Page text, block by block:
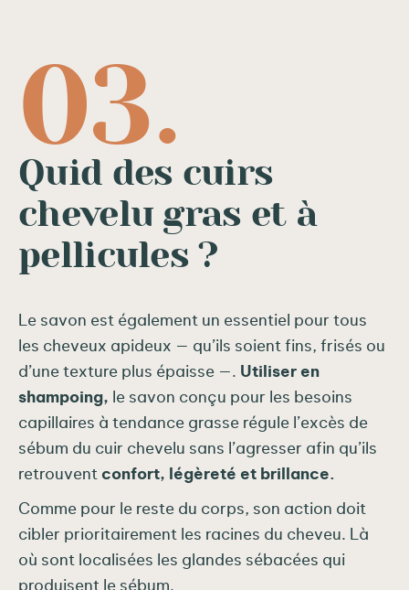
Quid des cuirs
chevelu gras et à
pellicules ?
Le savon est également un essentiel pour tous
les cheveux apideux — qu’ils soient fins, frisés ou
d’une texture plus épaisse —. Utiliser en
shampoing, le savon conçu pour les besoins
capillaires à tendance grasse régule l’excès de
sébum du cuir chevelu sans l’agresser afin qu’ils
retrouvent confort, légèreté et brillance.
Comme pour le reste du corps, son action doit
cibler prioritairement les racines du cheveu. Là
où sont localisées les glandes sébacées qui
produisent le sébum.